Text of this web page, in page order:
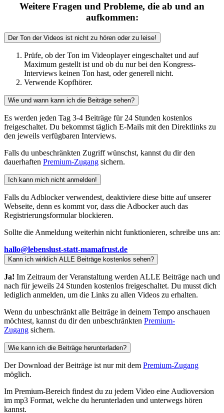
Weitere Fragen und Probleme, die ab und an
aufkommen:
Der Ton der Videos ist nicht zu hören oder zu leise!
Prüfe, ob der Ton im Videoplayer eingeschaltet und auf
Maximum gestellt ist und ob du nur bei den Kongress-
Interviews keinen Ton hast, oder generell nicht.
Verwende Kopfhörer.
Wie und wann kann ich die Beiträge sehen?
Es werden jeden Tag 3-4 Beiträge für 24 Stunden kostenlos
freigeschaltet. Du bekommst täglich E-Mails mit den Direktlinks zu
den jeweils verfügbaren Interviews.
Falls du unbeschränkten Zugriff wünschst, kannst du dir den
dauerhaften Premium-Zugang sichern.
Ich kann mich nicht anmelden!
Falls du Adblocker verwendest, deaktiviere diese bitte auf unserer
Webseite, denn es kommt vor, dass die Adbocker auch das
Registrierungsformular blockieren.
Sollte die Anmeldung weiterhin nicht funktionieren, schreibe uns an:
hallo@lebenslust-statt-mamafrust.de
Kann ich wirklich ALLE Beiträge kostenlos sehen?
Ja! Im Zeitraum der Veranstaltung werden ALLE Beiträge nach und
nach für jeweils 24 Stunden kostenlos freigeschaltet. Du musst dich
lediglich anmelden, um die Links zu allen Videos zu erhalten.
Wenn du unbeschränkt alle Beiträge in deinem Tempo anschauen
möchtest, kannst du dir den unbeschränkten Premium-
Zugang sichern.
Wie kann ich die Beiträge herunterladen?
Der Download der Beiträge ist nur mit dem Premium-Zugang
möglich.
Im Premium-Bereich findest du zu jedem Video eine Audioversion
im mp3 Format, welche du herunterladen und unterwegs hören
kannst.